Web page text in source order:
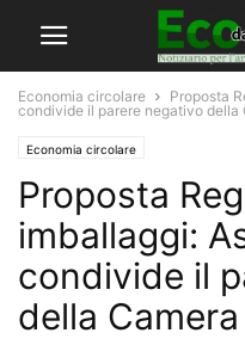
Economia circolare
Proposta
condivide il parere negativo della
Economia circolare
Proposta
imballaggi:
condivide il
della Camera